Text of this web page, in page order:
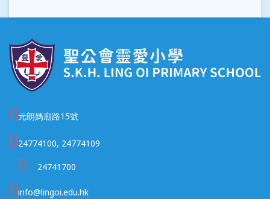
元朗媽廟路15號
24774100, 24774109
24741700
info@lingoi.edu.hk